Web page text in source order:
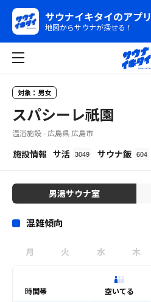
サウナイキタイのアプリ
地図からサウナが探せる！
対象：男女
スパシーレ祇園
温浴施設 - 広島県 広島市
施設情報 サ活 3049 サウナ飯 604
男湯サウナ室
混雑傾向
月 火 水 木
時間帯 空いてる